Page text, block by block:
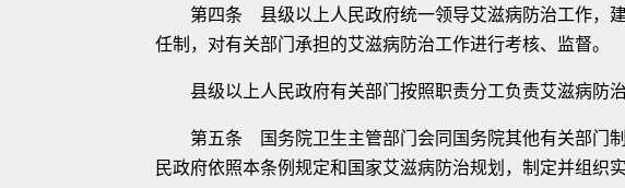
第四条 县级以上人民政府统一领导艾滋病防治工作，建
任制，对有关部门承担的艾滋病防治工作进行考核、监督。
县级以上人民政府有关部门按照职责分工负责艾滋病防治
第五条 国务院卫生主管部门会同国务院其他有关部门制
民政府依照本条例规定和国家艾滋病防治规划，制定并组织